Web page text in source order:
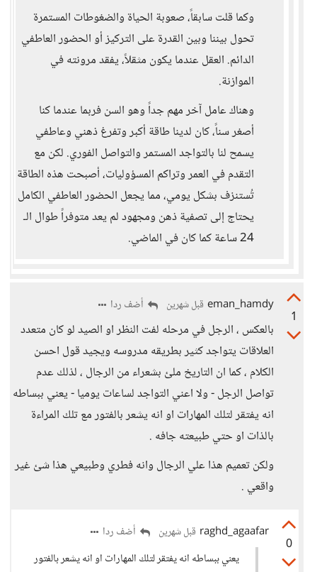
وكما قلت سابقاً، صعوبة الحياة والضغوطات المستمرة
تحول بيننا وبين القدرة على التركيز أو الحضور العاطفي
الدائم. العقل عندما يكون مثقلاً، يفقد مرونته في
الموازنة.
وهناك عامل آخر مهم جداً وهو السن فربما عندما كنا
أصغر سناً، كان لدينا طاقة أكبر وتفرغ ذهني وعاطفي
يسمح لنا بالتواجد المستمر والتواصل الفوري. لكن مع
التقدم في العمر وتراكم المسؤوليات، أصبحت هذه الطاقة
تُستنزف بشكل يومي، مما يجعل الحضور العاطفي الكامل
يحتاج إلى تصفية ذهن ومجهود لم يعد متوفراً طوال الـ
24 ساعة كما كان في الماضي.
1
eman_hamdy قبل شهرين أضف ردا
بالعكس ، الرجل في مرحله لفت النظر او الصيد لو كان متعدد
العلاقات يتواجد كثير بطريقه مدروسه ويجيد قول احسن
الكلام ، كما ان التاريخ ملئ بشعراء من الرجال ، لذلك عدم
تواصل الرجل - ولا اعني التواجد لساعات يوميا - يعني ببساطه
انه يفتقر لتلك المهارات او انه يشعر بالفتور مع تلك المراءة
بالذات او حتي طبيعته جافه .
ولكن تعميم هذا علي الرجال وانه فطري وطبيعي هذا شئ غير
واقعي .
0
raghd_agaafar قبل شهرين
أضف ردا
يعني ببساطه انه يفتقر لتلك المهارات او انه يشعر بالفتور